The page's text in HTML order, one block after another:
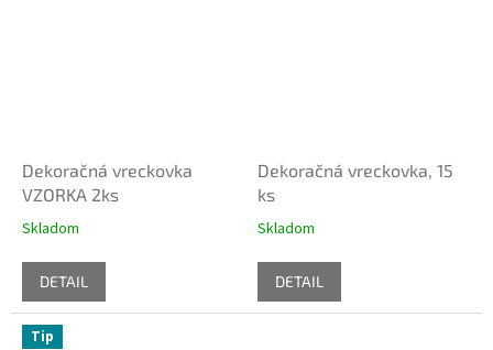
Dekoračná vreckovka
VZORKA 2ks
Skladom
DETAIL
Dekoračná vreckovka, 15
ks
Skladom
DETAIL
Tip